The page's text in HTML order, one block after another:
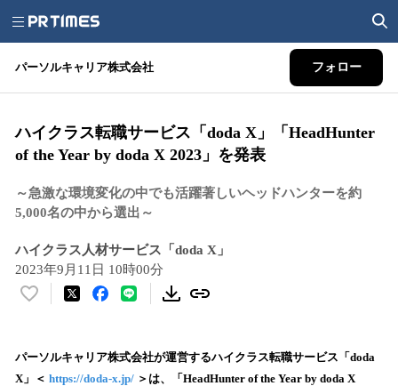
パーソルキャリア株式会社 フォロー
ハイクラス転職サービス「doda X」「HeadHunter
of the Year by doda X 2023」を発表
～急激な環境変化の中でも活躍著しいヘッドハンターを約
5,000名の中から選出～
ハイクラス人材サービス「doda X」
2023年9月11日 10時00分
い
！
数
パーソルキャリア株式会社が運営するハイクラス転職サービス「doda
X」＜ https://doda-x.jp/ ＞は、「HeadHunter of the Year by doda X